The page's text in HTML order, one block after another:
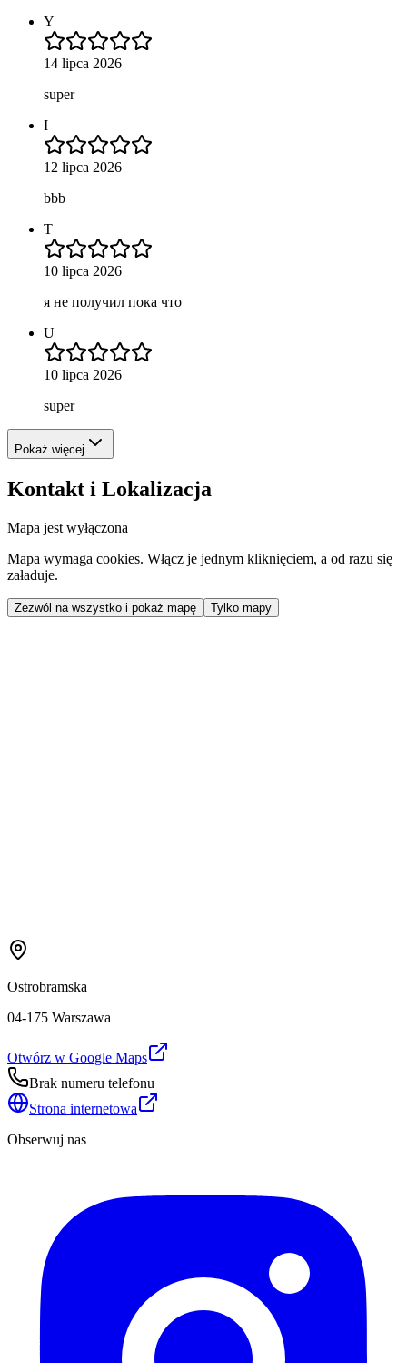
Y
14 lipca 2026
super
I
12 lipca 2026
bbb
T
10 lipca 2026
я не получил пока что
U
10 lipca 2026
super
Pokaż więcej
Kontakt i Lokalizacja
Mapa jest wyłączona
Mapa wymaga cookies. Włącz je jednym kliknięciem, a od razu się
załaduje.
Zezwól na wszystko i pokaż mapę Tylko mapy
Ostrobramska
04-175 Warszawa
Otwórz w Google Maps
Brak numeru telefonu
Strona internetowa
Obserwuj nas